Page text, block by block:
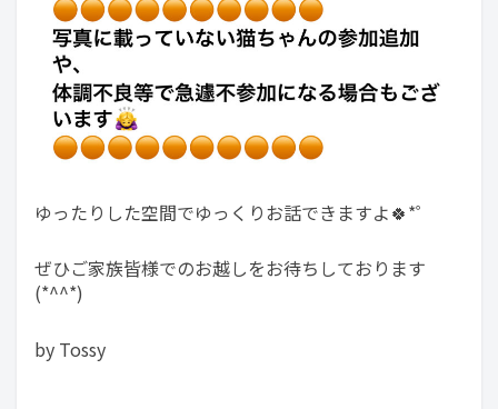
ゆったりした空間でゆっくりお話できますよ🍀*゜
ぜひご家族皆様でのお越しをお待ちしております
(*^^*)
by Tossy